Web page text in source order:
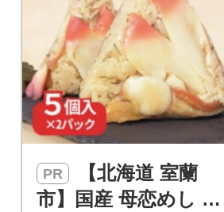
PR
市】国産 母恋めし ホ